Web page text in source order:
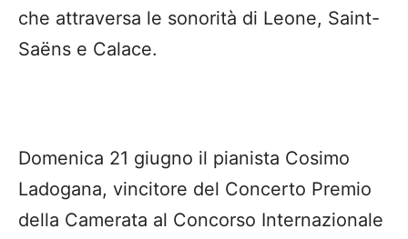
che attraversa le sonorità di Leone, Saint-
Saëns e Calace.
Domenica 21 giugno il pianista Cosimo
Ladogana, vincitore del Concerto Premio
della Camerata al Concorso Internazionale